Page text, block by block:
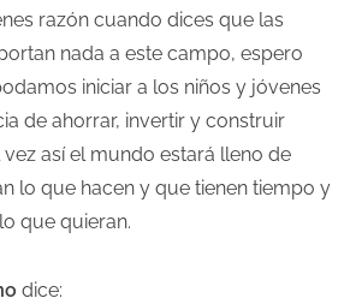
razón cuando dices que las
nada a este campo, espero
iniciar a los niños y jóvenes
de ahorrar, invertir y construir
así el mundo estará lleno de
lo que hacen y que tienen tiempo y
que quieran.
dice: